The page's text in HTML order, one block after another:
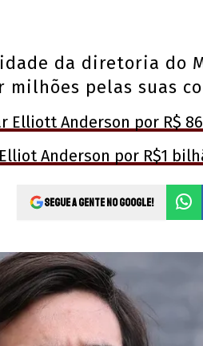
da diretoria do
pelas suas
Elliott Anderson por R$
Anderson por R$1
Segue a gente no Google!